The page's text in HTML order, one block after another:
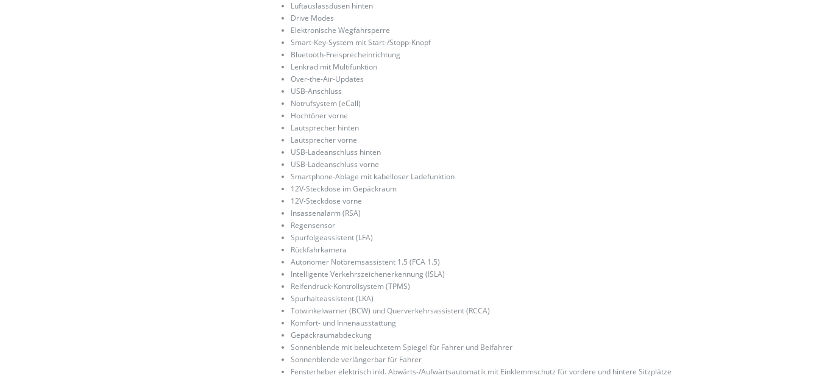
Luftauslassdüsen hinten
Drive Modes
Elektronische Wegfahrsperre
Smart-Key-System mit Start-/Stopp-Knopf
Bluetooth-Freisprecheinrichtung
Lenkrad mit Multifunktion
Over-the-Air-Updates
USB-Anschluss
Notrufsystem (eCall)
Hochtöner vorne
Lautsprecher hinten
Lautsprecher vorne
USB-Ladeanschluss hinten
USB-Ladeanschluss vorne
Smartphone-Ablage mit kabelloser Ladefunktion
12V-Steckdose im Gepäckraum
12V-Steckdose vorne
Insassenalarm (RSA)
Regensensor
Spurfolgeassistent (LFA)
Rückfahrkamera
Autonomer Notbremsassistent 1.5 (FCA 1.5)
Intelligente Verkehrszeichenerkennung (ISLA)
Reifendruck-Kontrollsystem (TPMS)
Spurhalteassistent (LKA)
Totwinkelwarner (BCW) und Querverkehrsassistent (RCCA)
Komfort- und Innenausstattung
Gepäckraumabdeckung
Sonnenblende mit beleuchtetem Spiegel für Fahrer und Beifahrer
Sonnenblende verlängerbar für Fahrer
Fensterheber elektrisch inkl. Abwärts-/Aufwärtsautomatik mit Einklemmschutz für vordere und hintere Sitzplätze